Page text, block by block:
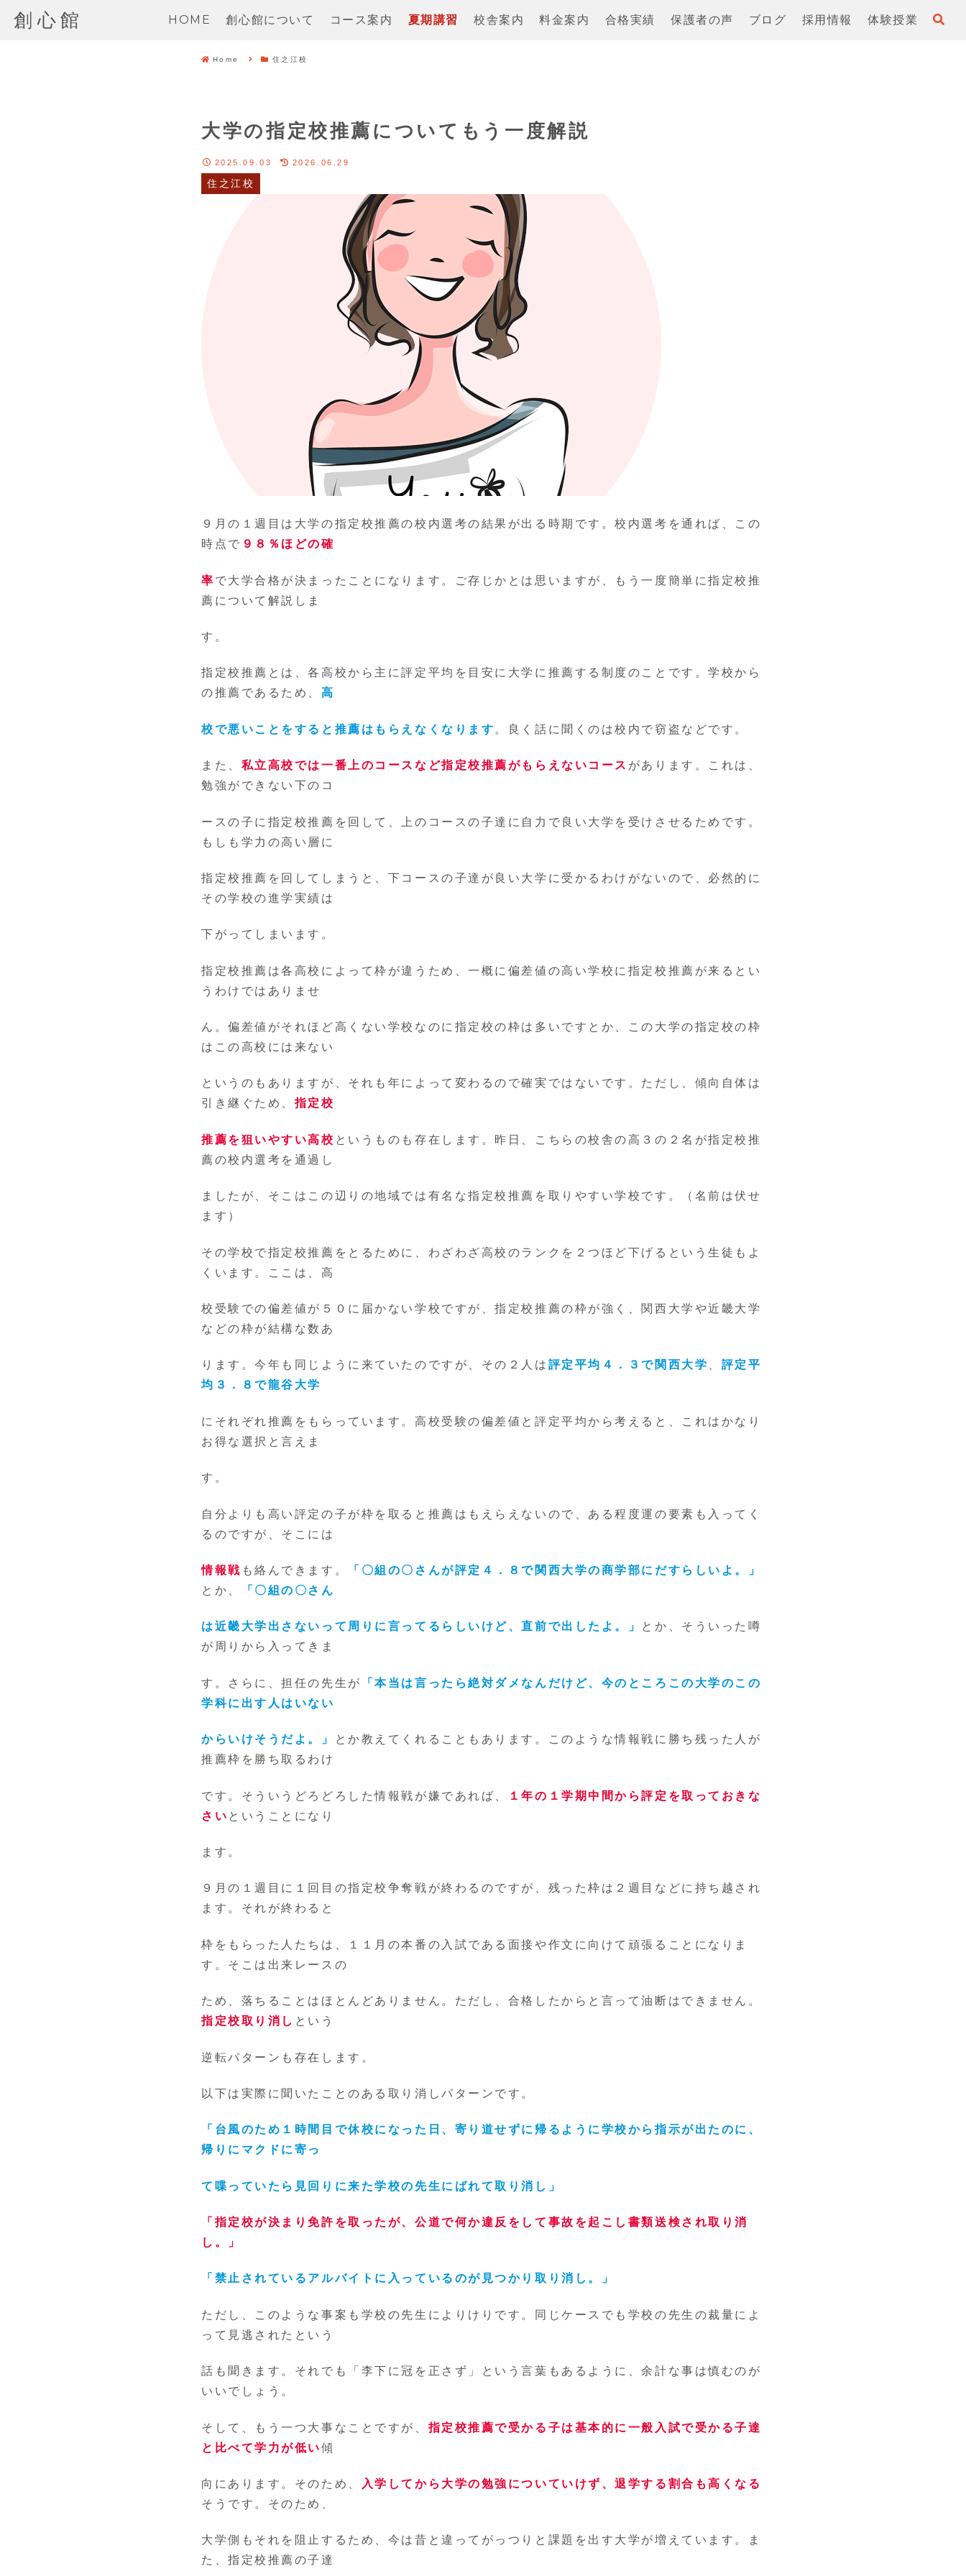
創心館 HOME 創心館について コース案内 夏期講習 校舎案内 料金案内 合格実績 保護者の声 ブログ 採用情報 体験授業
Home 住之江校
大学の指定校推薦についてもう一度解説
住之江校
2025.09.03 2026.06.29
９月の１週目 は大学の指定校推薦の校内選考の結果が出る時期です。校内選考を通れば、この
時点で ９８％ほどの確
率 で大学合格が決まったことになります。ご存じかとは思いますが、もう一度簡単に指定校推
薦について解説しま
す。
指定校推薦とは、各高校から主に評定平均を目安に大学に推薦する制度のことです。学校から
の推薦であるため、高
校で悪いことをすると推薦はもらえなくなります 。良く話に聞くのは校内で窃盗などです。
また、 私立高校では一番上のコースなど指定校推薦がもらえないコース があります。これは、
勉強ができない下のコ
ースの子に指定校推薦を回して、上のコースの子達に自力で良い大学を受けさせるためです。
もしも学力の高い層に
指定校推薦を回してしまうと、下コースの子達が良い大学に受かるわけがないので、必然的に
その学校の進学実績は
下がってしまいます。
指定校推薦は各高校によって枠が違うため、一概に偏差値の高い学校に指定校推薦が来るとい
うわけではありませ
ん。偏差値がそれほど高くない学校なのに指定校の枠は多いですとか、この大学の指定校の枠
はこの高校には来ない
というのもありますが、それも年によって変わるので確実ではないです。ただし、傾向自体は
引き継ぐため、指定校
推薦を狙いやすい高校 というものも存在します。昨日、こちらの校舎の高３の２名が指定校推
薦の校内選考を通過し
ましたが、そこはこの辺りの地域では有名な指定校推薦を取りやすい学校です。（名前は伏せ
ます）
その学校で指定校推薦をとるために、わざわざ高校のランクを２つほど下げるという生徒もよ
くいます。ここは、高
校受験での偏差値が５０に届かない学校ですが、指定校推薦の枠が強く、関西大学や近畿大学
などの枠が結構な数あ
ります。今年も同じように来ていたのですが、その２人は 評定平均４．３で関西大学 、 評定平
均３．８で龍谷大学
にそれぞれ推薦をもらっています。高校受験の偏差値と評定平均から考えると、これはかなり
お得な選択と言えま
す。
自分よりも高い評定の子が枠を取ると推薦はもえらえないので、ある程度運の要素も入ってく
るのですが、そこには
情報戦 も絡んできます。
「〇組の〇さんが評定４．８で関西大学の商学部にだすらしいよ。」
とか、
「〇組の〇さん
は近畿大学出さないって周りに言ってるらしいけど、直前で出したよ。」 とか、そういった噂
が周りから入ってきま
す。さらに、担任の先生が
「本当は言ったら絶対ダメなんだけど、今のところこの大学のこの
学科に出す人はいない
からいけそうだよ。」
とか教えてくれることもあります。このような情報戦に勝ち残った人が
推薦枠を勝ち取るわけ
です。そういうどろどろした情報戦が嫌であれば、
１年の１学期中間から評定を取っておきな
さい ということになり
ます。
９月の１週目に１回目の指定校争奪戦が終わるのですが、残った枠は２週目などに持ち越され
ます。それが終わると
枠をもらった人たちは、１１月の本番の入試である面接や作文に向けて頑張ることになりま
す。そこは出来レースの
ため、落ちることはほとんどありません。ただし、合格したからと言って油断はできません。
指定校取り消し という
逆転パターンも存在します。
以下は実際に聞いたことのある取り消しパターンです。
「台風のため１時間目で休校になった日、寄り道せずに帰るように学校から指示が出たのに、
帰りにマクドに寄っ
て喋っていたら見回りに来た学校の先生にばれて取り消し」
「指定校が決まり免許を取ったが、公道で何か違反をして事故を起こし書類送検され取り消
し。」
「禁止されているアルバイトに入っているのが見つかり取り消し。」
ただし、このような事案も学校の先生によりけりです。同じケースでも学校の先生の裁量によ
って見逃されたという
話も聞きます。それでも「李下に冠を正さず」という言葉もあるように、余計な事は慎むのが
いいでしょう。
そして、もう一つ大事なことですが、指定校推薦で受かる子は基本的に一般入試で受かる子達
と比べて学力が低い傾
向にあります。そのため、
入学してから大学の勉強についていけず、退学する割合も高くなる
そうです。そのため、
大学側もそれを阻止するため、今は昔と違ってがっつりと課題を出す大学が増えています。ま
た、指定校推薦の子達